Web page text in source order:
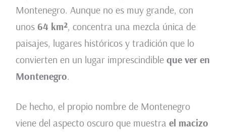
Montenegro. Aunque no es muy grande, con
unos 64 km², concentra una mezcla única de
paisajes, lugares históricos y tradición que lo
convierten en un lugar imprescindible que ver en
Montenegro.
De hecho, el propio nombre de Montenegro
viene del aspecto oscuro que muestra el macizo